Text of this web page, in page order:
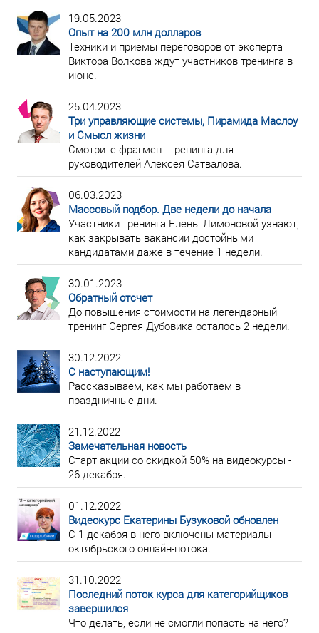
19.05.2023
Опыт на 200 млн долларов
Техники и приемы переговоров от эксперта
Виктора Волкова ждут участников тренинга в
июне.
25.04.2023
Три управляющие системы, Пирамида Маслоу
и Смысл жизни
Смотрите фрагмент тренинга для
руководителей Алексея Сатвалова.
06.03.2023
Массовый подбор. Две недели до начала
Участники тренинга Елены Лимоновой узнают,
как закрывать вакансии достойными
кандидатами даже в течение 1 недели.
30.01.2023
Обратный отсчет
До повышения стоимости на легендарный
тренинг Сергея Дубовика осталось 2 недели.
30.12.2022
С наступающим!
Рассказываем, как мы работаем в
праздничные дни.
21.12.2022
Замечательная новость
Старт акции со скидкой 50% на видеокурсы -
26 декабря.
01.12.2022
Видеокурс Екатерины Бузуковой обновлен
С 1 декабря в него включены материалы
октябрьского онлайн-потока.
31.10.2022
Последний поток курса для категорийщиков
завершился
Что делать, если не смогли попасть на него?